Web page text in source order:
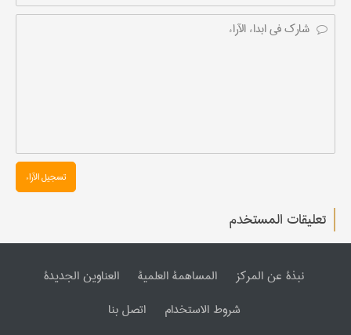
تسجیل الآراء
تعليقات المستخدم
نبذة عن المرکز المساهمة العلمیة
العناوین الجدیدة
شروط الاستخدام
اتصل بنا